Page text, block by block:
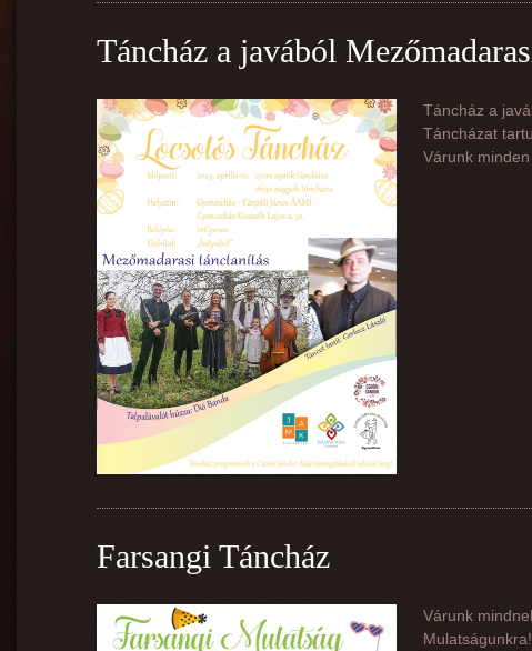
Táncház a javából
Táncház a
Táncházat
Várunk
Farsangi Táncház
Várunk